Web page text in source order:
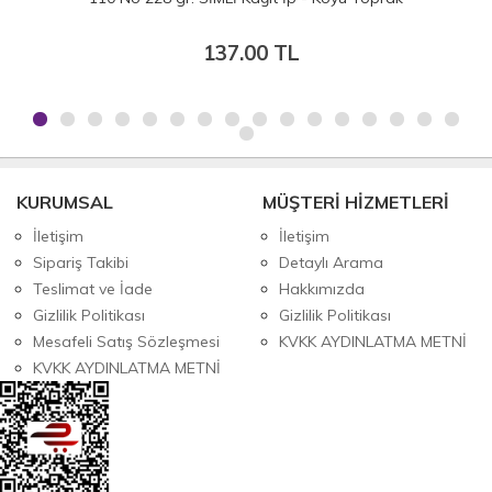
KURUMSAL
İletişim
Sipariş Takibi
Teslimat ve İade
Gizlilik Politikası
Mesafeli Satış Sözleşmesi
KVKK AYDINLATMA METNİ
MÜŞTERİ HİZMETLERİ
İletişim
Detaylı Arama
Hakkımızda
Gizlilik Politikası
KVKK AYDINLATMA METNİ